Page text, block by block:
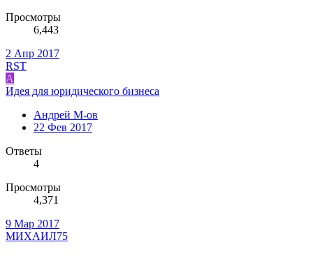
Просмотры
6,443
2 Апр 2017
RST
А
Идея для юридического бизнеса
Андрей М-ов
22 Фев 2017
Ответы
4
Просмотры
4,371
9 Мар 2017
МИХАИЛ75